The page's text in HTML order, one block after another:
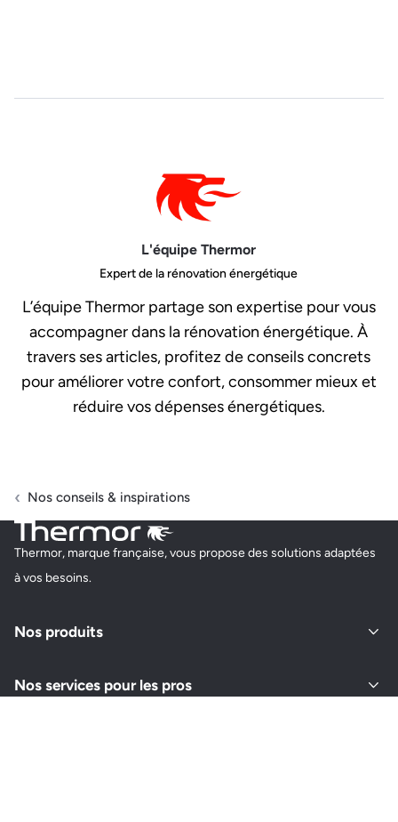
L'équipe Thermor
Expert de la rénovation énergétique
L’équipe Thermor partage son expertise pour vous
accompagner dans la rénovation énergétique. À
travers ses articles, profitez de conseils concrets
pour améliorer votre confort, consommer mieux et
réduire vos dépenses énergétiques.
Nos conseils & inspirations
Thermor, marque française, vous propose des solutions adaptées
à vos besoins.
Nos produits
Nos services pour les pros